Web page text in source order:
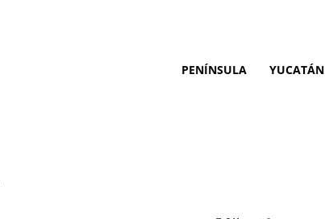
PENÍNSULA YUCATÁN